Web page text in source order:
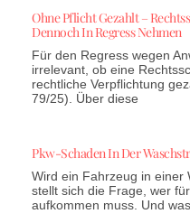
Ohne Pflicht Gezahlt –
Dennoch In Regress Nehmen
Für den Regress wegen
irrelevant, ob eine
rechtliche Verpflichtung
79/25). Über diese
Pkw-Schaden In Der
Wird ein Fahrzeug in einer
stellt sich die Frage, wer
aufkommen muss. Und